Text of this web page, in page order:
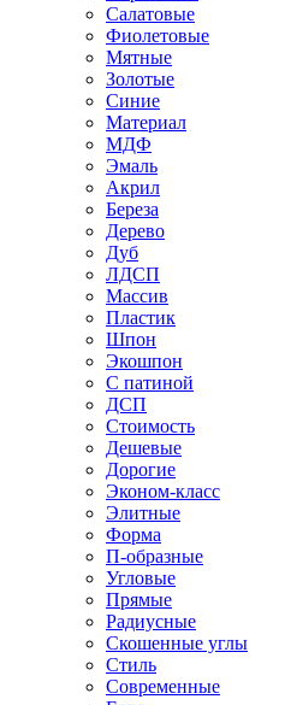
Салатовые
Фиолетовые
Мятные
Золотые
Синие
Материал
МДФ
Эмаль
Акрил
Береза
Дерево
Дуб
ЛДСП
Массив
Пластик
Шпон
Экошпон
С патиной
ДСП
Стоимость
Дешевые
Дорогие
Эконом-класс
Элитные
Форма
П-образные
Угловые
Прямые
Радиусные
Скошенные углы
Стиль
Современные